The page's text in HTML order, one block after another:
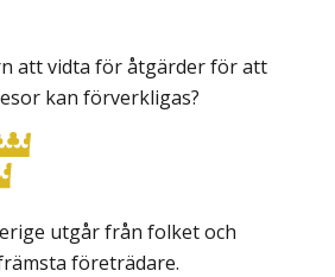
attvidta för åtgärder för att
kan förverkligas?
utgår från folket och
företrädare.